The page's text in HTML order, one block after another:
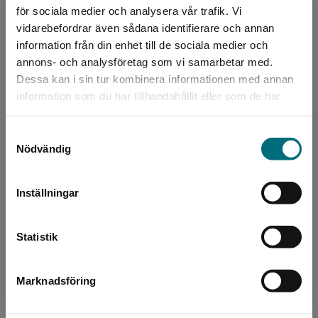
för sociala medier och analysera vår trafik. Vi
vidarebefordrar även sådana identifierare och annan
information från din enhet till de sociala medier och
annons- och analysföretag som vi samarbetar med.
Dessa kan i sin tur kombinera informationen med annan
information som du har tillhandahållit eller som de har
Nödvändig
Inställningar
Statistik
Marknadsföring
Begränsad fraktregion
Det verkar som att du besöker
Sverige. För att kunna slutföra ett köp måste
Spänning
Vänskap
Språk:
Svenska
Lättlästnivå:
Nivå 3
LIX:
16
ISBN:
9789179874285
Artikelnummer: